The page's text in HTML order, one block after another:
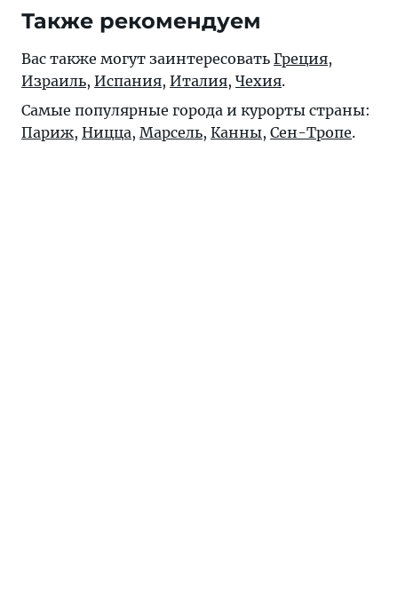
Также рекомендуем
Вас также могут заинтересовать Греция,
Израиль, Испания, Италия, Чехия.
Самые популярные города и курорты страны:
Париж, Ницца, Марсель, Канны, Сен-Тропе.